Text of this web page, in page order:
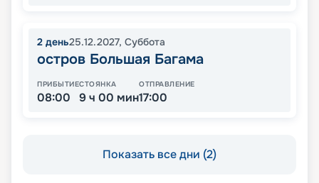
2 день25.12.2027, Суббота
остров Большая Багама
ПРИБЫТИЕ
08:00
СТОЯНКА
9 ч 00 мин
ОТПРАВЛЕНИЕ
17:00
Показать все дни (2)